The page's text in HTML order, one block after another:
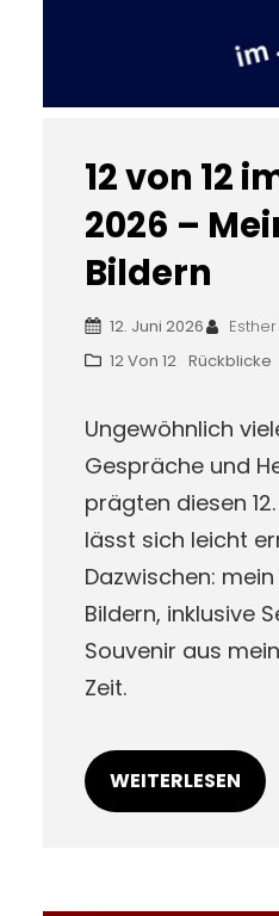
12 von 12
2026 –
Bildern
12. Juni 2026
12 Von 12 Rückblicke
Ungewöhnlich
Gespräche und
prägten diesen
lässt sich leicht
Dazwischen: mein
Bildern, inklusive
Souvenir aus
Zeit.
WEITERLESEN